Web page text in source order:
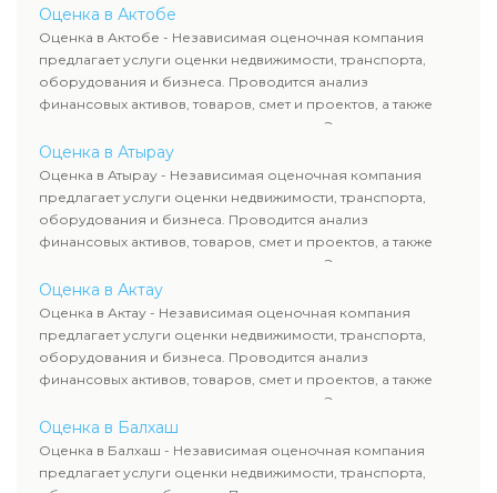
определяют рыночную стоимость имущества и
рассчитывают ущерб. Все отчеты соответствуют
требованиям законодательства и используются для
сделок, кредитования и судебных процессов.
Оценка в Актобе
Оценка в Актобе - Независимая оценочная компания
предлагает услуги оценки недвижимости, транспорта,
оборудования и бизнеса. Проводится анализ
финансовых активов, товаров, смет и проектов, а также
оценка животных и недропользования. Эксперты
определяют рыночную стоимость имущества и
рассчитывают ущерб. Все отчеты соответствуют
требованиям законодательства и используются для
сделок, кредитования и судебных процессов.
Оценка в Атырау
Оценка в Атырау - Независимая оценочная компания
предлагает услуги оценки недвижимости, транспорта,
оборудования и бизнеса. Проводится анализ
финансовых активов, товаров, смет и проектов, а также
оценка животных и недропользования. Эксперты
определяют рыночную стоимость имущества и
рассчитывают ущерб. Все отчеты соответствуют
требованиям законодательства и используются для
сделок, кредитования и судебных процессов.
Оценка в Актау
Оценка в Актау - Независимая оценочная компания
предлагает услуги оценки недвижимости, транспорта,
оборудования и бизнеса. Проводится анализ
финансовых активов, товаров, смет и проектов, а также
оценка животных и недропользования. Эксперты
определяют рыночную стоимость имущества и
рассчитывают ущерб. Все отчеты соответствуют
требованиям законодательства и используются для
Оценка в Балхаш
Оценка в Балхаш - Независимая оценочная компания
предлагает услуги оценки недвижимости, транспорта,